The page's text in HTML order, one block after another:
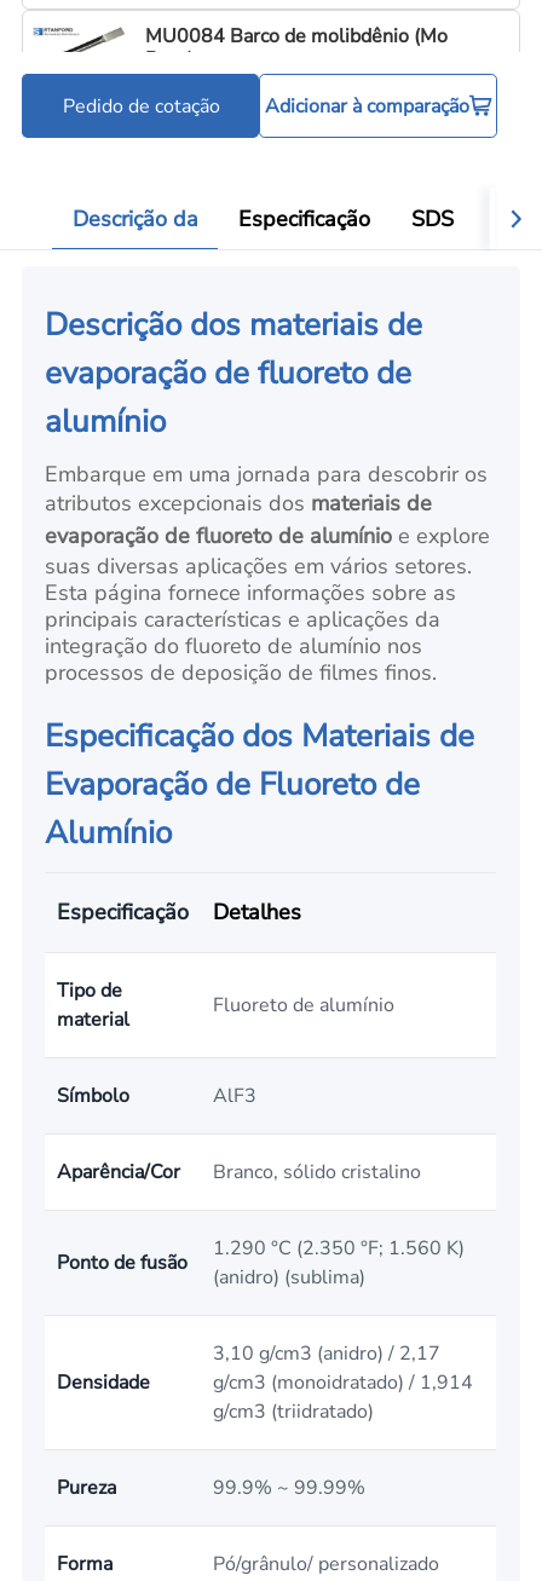
MU0084 Barco de molibdênio (Mo
Boat)
Pedido de cotação Adicionar à comparação
Descrição da Especificação SDS
Descrição dos materiais de
evaporação de fluoreto de
alumínio
Embarque em uma jornada para descobrir os
atributos excepcionais dos materiais de
evaporação de fluoreto de alumínio e explore
suas diversas aplicações em vários setores.
Esta página fornece informações sobre as
principais características e aplicações da
integração do fluoreto de alumínio nos
processos de deposição de filmes finos.
Especificação dos Materiais de
Evaporação de Fluoreto de
Alumínio
Especificação Detalhes
Tipo de
material
Fluoreto de alumínio
Símbolo AlF3
Aparência/Cor Branco, sólido cristalino
Ponto de fusão
1.290 °C (2.350 °F; 1.560 K)
(anidro) (sublima)
Densidade
3,10 g/cm3 (anidro) / 2,17
g/cm3 (monoidratado) / 1,914
g/cm3 (triidratado)
Pureza 99.9% ~ 99.99%
Forma Pó/grânulo/ personalizado